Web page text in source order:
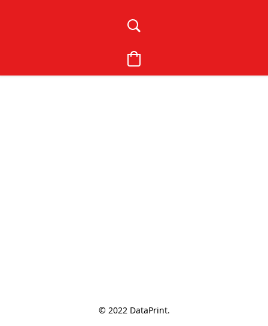
© 2022 DataPrint.